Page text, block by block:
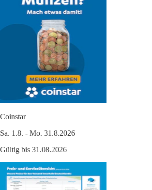
Coinstar
Sa. 1.8. - Mo. 31.8.2026
Gültig bis 31.08.2026